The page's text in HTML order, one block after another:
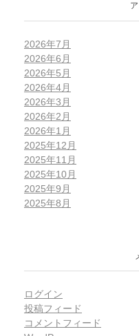
2026年7月
2026年6月
2026年5月
2026年4月
2026年3月
2026年2月
2026年1月
2025年12月
2025年11月
2025年10月
2025年9月
2025年8月
ログイン
投稿フィード
コメントフィード